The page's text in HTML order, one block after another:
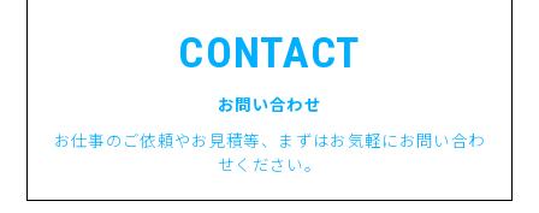
CONTACT
お問い合わせ
お仕事のご依頼やお見積等、まずはお気軽にお問い合わ
せください。